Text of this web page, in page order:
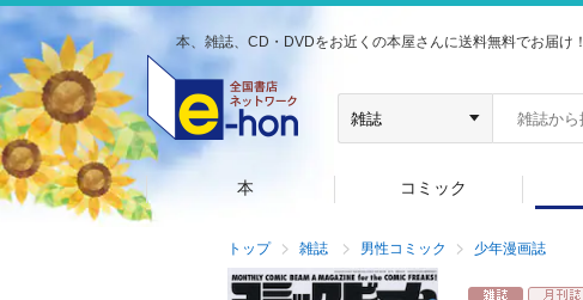
本、雑誌、CD・DVDをお近くの本屋さんに送料無料でお届け！
本 コミック
トップ 雑誌 男性コミック 少年漫画誌